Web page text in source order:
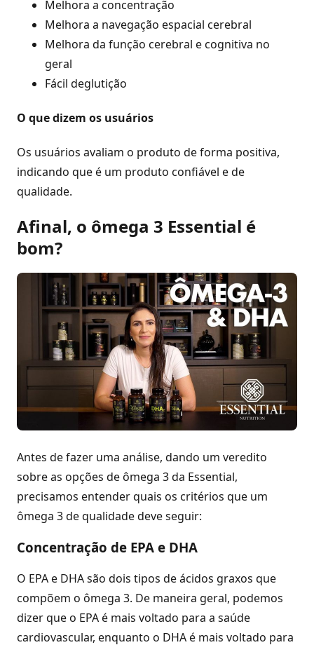
Melhora a concentração
Melhora a navegação espacial cerebral
Melhora da função cerebral e cognitiva no
geral
Fácil deglutição
O que dizem os usuários
Os usuários avaliam o produto de forma positiva,
indicando que é um produto confiável e de
qualidade.
Afinal, o ômega 3 Essential é
bom?
Antes de fazer uma análise, dando um veredito
sobre as opções de ômega 3 da Essential,
precisamos entender quais os critérios que um
ômega 3 de qualidade deve seguir:
Concentração de EPA e DHA
O EPA e DHA são dois tipos de ácidos graxos que
compõem o ômega 3. De maneira geral, podemos
dizer que o EPA é mais voltado para a saúde
cardiovascular, enquanto o DHA é mais voltado para